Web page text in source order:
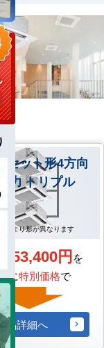
により形が異なります
セット形4方向
力 トリプル
653,400円を
に特別価格で
品詳細へ